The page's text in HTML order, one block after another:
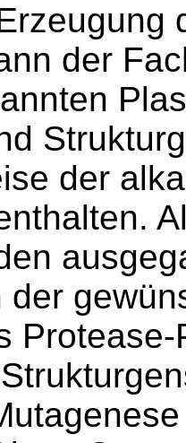
der
der
der